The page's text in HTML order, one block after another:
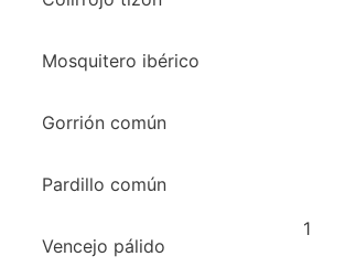
Mosquitero ibérico
Gorrión común
Pardillo común
Vencejo pálido
1